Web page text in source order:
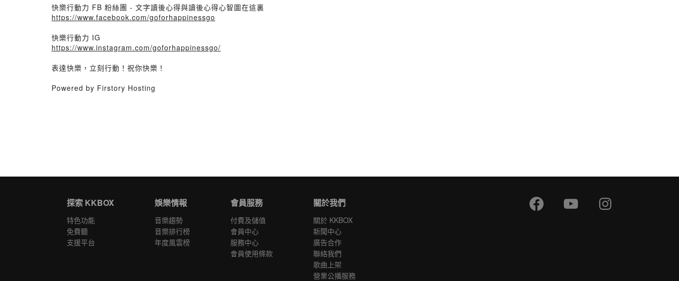
快樂行動力 FB 粉絲團 - 文字讀後心得與讀後心得心智圖在這裏
https://www.facebook.com/goforhappinessgo
快樂行動力 IG
https://www.instagram.com/goforhappinessgo/
表達快樂，立刻行動！祝你快樂！
Powered by Firstory Hosting
探索 KKBOX
特色功能
免費聽
支援平台
娛樂情報
音樂趨勢
音樂排行榜
年度風雲榜
會員服務
付費及儲值
會員中心
服務中心
會員使用條款
關於我們
關於 KKBOX
新聞中心
廣告合作
聯絡我們
歌曲上架
營業公播服務